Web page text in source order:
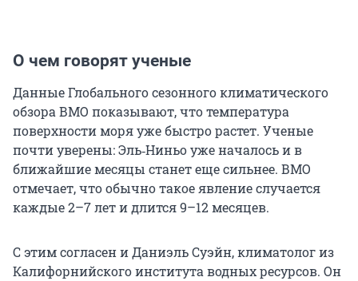
О чем говорят ученые
Данные Глобального сезонного климатического
обзора ВМО показывают, что температура
поверхности моря уже быстро растет. Ученые
почти уверены: Эль‑Ниньо уже началось и в
ближайшие месяцы станет еще сильнее. ВМО
отмечает, что обычно такое явление случается
каждые 2–7 лет и длится 9–12 месяцев.
С этим согласен и Даниэль Суэйн, климатолог из
Калифорнийского института водных ресурсов. Он